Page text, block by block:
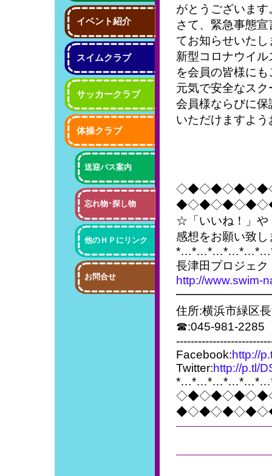
がとうございます
さて、緊急事態
てお知らせいたし
新型コロナウイ
を会員の皆様に
元気で安全なス
会員様ならびに
いただけますよ
☆「いいね！」や
感想をお願い致
長津田プロジェク
http://www.swim-
住所:横浜市緑区
☎:045-981-2285
Facebook:http://
Twitter:http://p.tl/
イベント紹介
スイムクラブ
サッカークラブ
体操クラブ
送迎バス案内
忘れ物･探し物
他のＨＰにリンク
お問合せ